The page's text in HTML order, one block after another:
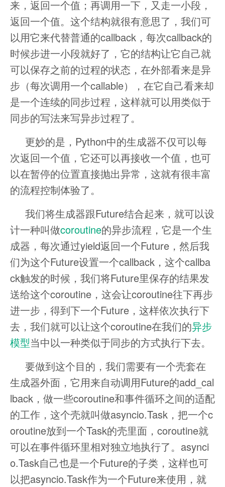
来，返回一个值；再调用一下，又走一小段，
返回一个值。这个结构就很有意思了，我们可
以用它来代替普通的callback，每次callback的
时候步进一小段就好了，它的结构让它自己就
可以保存之前的过程的状态，在外部看来是异
步（每次调用一个callable），在它自己看来却
是一个连续的同步过程，这样就可以用类似于
同步的写法来写异步过程了。
更妙的是，Python中的生成器不仅可以每
次返回一个值，它还可以再接收一个值，也可
以在暂停的位置直接抛出异常，这就有很丰富
的流程控制体验了。
我们将生成器跟Future结合起来，就可以设
计一种叫做coroutine的异步流程，它是一个生
成器，每次通过yield返回一个Future，然后我
们为这个Future设置一个callback，这个callba
ck触发的时候，我们将Future里保存的结果发
送给这个coroutine，这会让coroutine往下再步
进一步，得到下一个Future，这样依次执行下
去，我们就可以让这个coroutine在我们的异步
模型当中以一种类似于同步的方式执行下去。
要做到这个目的，我们需要有一个壳套在
生成器外面，它用来自动调用Future的add_cal
lback，做一些coroutine和事件循环之间的适配
的工作，这个壳就叫做asyncio.Task，把一个c
oroutine放到一个Task的壳里面，coroutine就
可以在事件循环里相对独立地执行了。asynci
o.Task自己也是一个Future的子类，这样也可
以把asyncio.Task作为一个Future来使用，就